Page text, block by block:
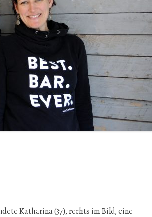
Katharina (37), rechts im Bild, eine